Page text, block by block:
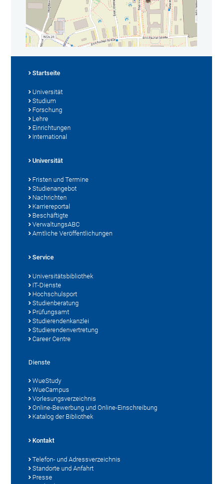
Startseite
Universität
Studium
Forschung
Lehre
Einrichtungen
International
Universität
Fristen und Termine
Studienangebot
Nachrichten
Karriereportal
Beschäftigte
VerwaltungsABC
Amtliche Veröffentlichungen
Service
Universitätsbibliothek
IT-Dienste
Hochschulsport
Studienberatung
Prüfungsamt
Studierendenkanzlei
Studierendenvertretung
Career Centre
Dienste
WueStudy
WueCampus
Vorlesungsverzeichnis
Online-Bewerbung und Online-Einschreibung
Katalog der Bibliothek
Kontakt
Telefon- und Adressverzeichnis
Standorte und Anfahrt
Presse